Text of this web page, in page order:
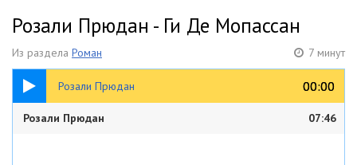
Розали Прюдан - Ги Де Мопассан
Из раздела Роман 7 минут
Розали Прюдан 00:00
00:00
07:46
Розали Прюдан 07:46